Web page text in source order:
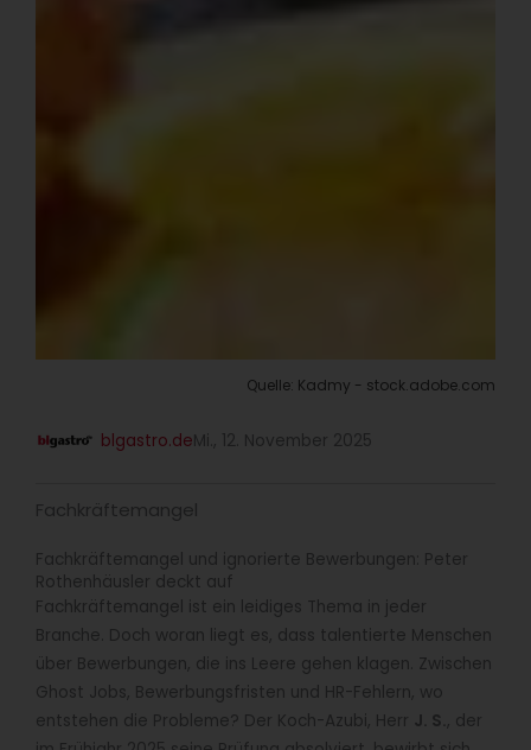
Quelle: Kadmy - stock.adobe.com
blgastro.deMi., 12. November 2025
Fachkräftemangel
Fachkräftemangel und ignorierte Bewerbungen: Peter
Rothenhäusler deckt auf
Fachkräftemangel ist ein leidiges Thema in jeder
Branche. Doch woran liegt es, dass talentierte Menschen
über Bewerbungen, die ins Leere gehen klagen. Zwischen
Ghost Jobs, Bewerbungsfristen und HR-Fehlern, wo
entstehen die Probleme? Der Koch-Azubi, Herr J. S. , der